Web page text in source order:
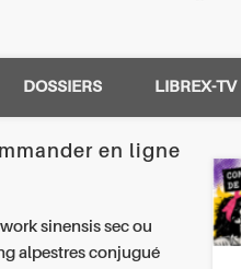
DOSSIERS LIBREX-TV
en ligne
sinensis sec ou
alpestres conjugué